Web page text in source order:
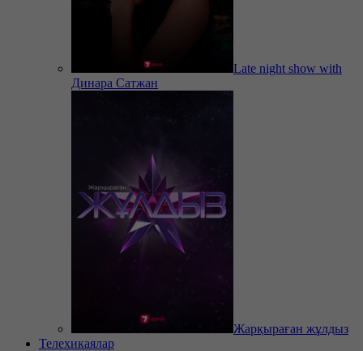
Late night show with
Динара Сатжан
Жарқыраған жұлдыз
Телехикаялар